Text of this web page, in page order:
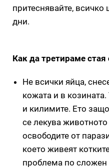
притеснявайте,
дни.
Как да третираме стая
Не всички яйца,
кожата и в козината.
и килимите. Ето
се лекува
освободите от
което живеят
проблема по сложен